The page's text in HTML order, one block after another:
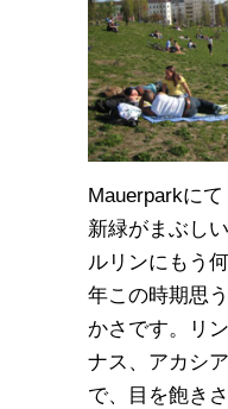
Mauerparkにて
新緑がまぶし
ルリンにもう
年この時期思
かさです。リ
ナス、アカシ
で、目を飽き